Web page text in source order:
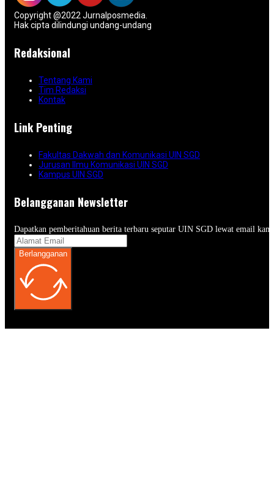
Copyright @2022 Jurnalposmedia.
Hak cipta dilindungi undang-undang
Redaksional
Tentang Kami
Tim Redaksi
Kontak
Link Penting
Fakultas Dakwah dan Komunikasi UIN SGD
Jurusan Ilmu Komunikasi UIN SGD
Kampus UIN SGD
Belangganan Newsletter
Dapatkan pemberitahuan berita terbaru seputar UIN SGD lewat email
Berlangganan